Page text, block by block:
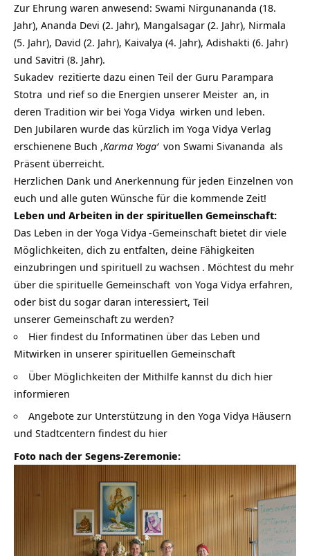
Zur Ehrung waren anwesend: Swami Nirgunananda (18.
Jahr), Ananda Devi (2. Jahr), Mangalsagar (2. Jahr), Nirmala
(5. Jahr), David (2. Jahr), Kaivalya (4. Jahr), Adishakti (6. Jahr)
und Savitri (8. Jahr).
Sukadev rezitierte dazu einen Teil der Guru Parampara
Stotra und rief so die Energien unserer Meister an, in
deren Tradition wir bei Yoga Vidya wirken und leben.
Den Jubilaren wurde das kürzlich im Yoga Vidya Verlag
erschienene Buch ‚Karma Yoga‘ von Swami Sivananda als
Präsent überreicht.
Herzlichen Dank und Anerkennung für jeden Einzelnen von
euch und alle guten Wünsche für die kommende Zeit!
Leben und Arbeiten in der spirituellen Gemeinschaft:
Das Leben in der Yoga Vidya -Gemeinschaft bietet dir viele
Möglichkeiten, dich zu entfalten, deine Fähigkeiten
einzubringen und spirituell zu wachsen . Möchtest du mehr
über die spirituelle Gemeinschaft von Yoga Vidya erfahren,
oder bist du sogar daran interessiert, Teil
unserer Gemeinschaft zu werden?
Hier findest du Informatinen über das Leben und
Mitwirken in unserer spirituellen Gemeinschaft
Über Möglichkeiten der Mithilfe kannst du dich hier
informieren
Angebote zur Unterstützung in den Yoga Vidya Häusern
und Stadtcentern findest du hier
Foto nach der Segens-Zeremonie: